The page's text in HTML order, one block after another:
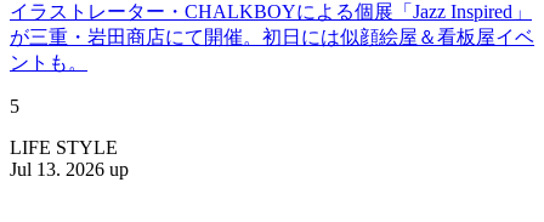
イラストレーター・CHALKBOYによる個展「Jazz Inspired」
が三重・岩田商店にて開催。初日には似顔絵屋＆看板屋イベ
ントも。
5
LIFE STYLE
Jul 13. 2026 up